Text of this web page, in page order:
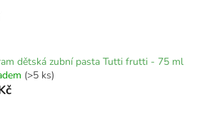
dětská zubní pasta Tutti frutti - 75 ml
(>5 ks)